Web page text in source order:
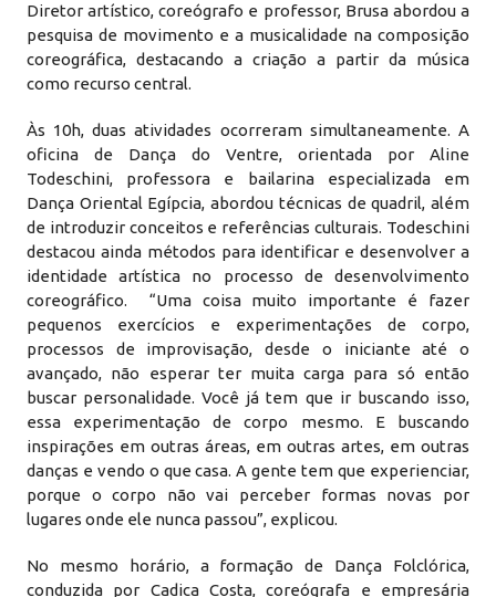
Diretor artístico, coreógrafo e professor, Brusa abordou a
pesquisa de movimento e a musicalidade na composição
coreográfica, destacando a criação a partir da música
como recurso central.
Às 10h, duas atividades ocorreram simultaneamente. A
oficina de Dança do Ventre, orientada por Aline
Todeschini, professora e bailarina especializada em
Dança Oriental Egípcia, abordou técnicas de quadril, além
de introduzir conceitos e referências culturais. Todeschini
destacou ainda métodos para identificar e desenvolver a
identidade artística no processo de desenvolvimento
coreográfico. “Uma coisa muito importante é fazer
pequenos exercícios e experimentações de corpo,
processos de improvisação, desde o iniciante até o
avançado, não esperar ter muita carga para só então
buscar personalidade. Você já tem que ir buscando isso,
essa experimentação de corpo mesmo. E buscando
inspirações em outras áreas, em outras artes, em outras
danças e vendo o que casa. A gente tem que experienciar,
porque o corpo não vai perceber formas novas por
lugares onde ele nunca passou”, explicou.
No mesmo horário, a formação de Dança Folclórica,
conduzida por Cadica Costa, coreógrafa e empresária